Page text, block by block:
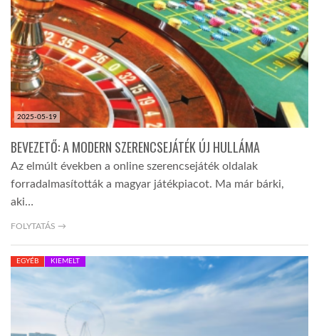
2025-05-19
BEVEZETŐ: A MODERN SZERENCSEJÁTÉK ÚJ HULLÁMA
Az elmúlt években a online szerencsejáték oldalak
forradalmasították a magyar játékpiacot. Ma már bárki,
aki…
FOLYTATÁS →
EGYÉB KIEMELT